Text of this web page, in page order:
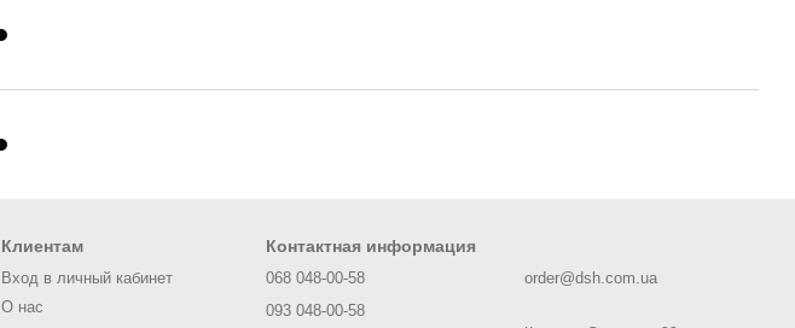
Клиентам
Вход в личный кабинет
О нас
Контактная информация
068 048-00-58
093 048-00-58
order@dsh.com.ua